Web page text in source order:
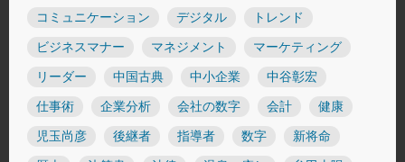
コミュニケーション デジタル トレンド
ビジネスマナー マネジメント マーケティング
リーダー 中国古典 中小企業 中谷彰宏
仕事術 企業分析 会社の数字 会計 健康
児玉尚彦 後継者 指導者 数字 新将命